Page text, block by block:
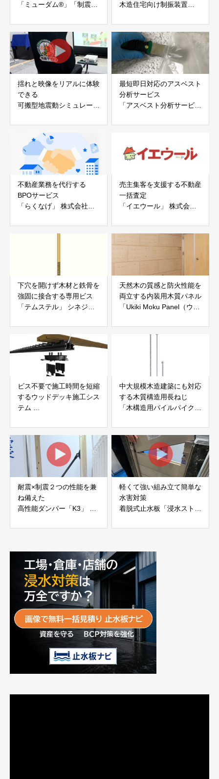
「ミューダム®」「制震テ
アイディールブレーン株式
会社
木造住宅向け制振装置
株式会社evoltz
揺れと映像をリアルに体験
できる
可搬型地震動シミュレータ
白山工業株式会社
最短即日対応のアスベスト
分析サービス
「アスベスト分析サービ
不動産業務を代行する
BPOサービス
「らくなげ」 株式会社い
売主集客を支援する不動産
一括査定
「イエウール」 株式会社
下穴を開けず木材と鉄骨を
強固に接合する専用ビス
「テムステル」 シネジッ
天然木の質感と防火性能を
両立する内装用木質パネル
「Ukiki Moku Panel（ウキ
社サンパテック
ビス不要で施工時間を短縮
するウッドデッキ施工シス
テム
JAPAN
中大規模木造建築にも対応
する木質構造用長ねじ
「木構造用パイルパイクビ
耐震×制震２つの性能を兼
ね備えた
高性能ダンパー「K3」 富
軽くて強い組み立て簡単な
水害対策
着脱式止水板「浸水ストッ
富士工業株式会社